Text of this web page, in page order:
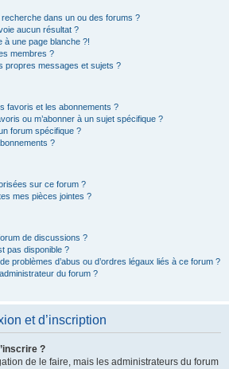
dans un ou des forums ?
aucun résultat ?
à une page blanche ?!
membres ?
propres messages et sujets ?
favoris et les abonnements ?
ou m’abonner à un sujet spécifique ?
forum spécifique ?
?
sur ce forum ?
mes pièces jointes ?
de discussions ?
pas disponible ?
problèmes d’abus ou d’ordres légaux liés à ce forum ?
du forum ?
et d’inscription
?
de le faire, mais les administrateurs du forum